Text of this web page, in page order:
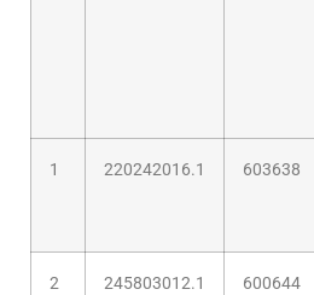
1 220242016.1 603638
2 245803012.1 600644